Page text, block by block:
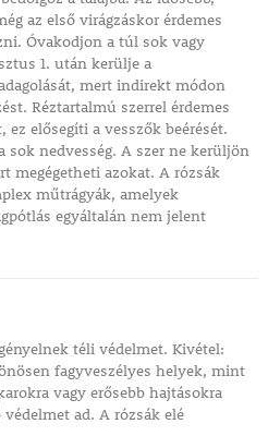
az első virágzáskor érdemes
Óvakodjon a túl sok vagy
1. után kerülje a
mert indirekt módon
Réztartalmú szerrel érdemes
elősegíti a vesszők beérését.
sok nedvesség. A szer ne kerüljön
megégetheti azokat. A rózsák
műtrágyák, amelyek
egyáltalán nem jelent
téli védelmet. Kivétel:
fagyveszélyes helyek, mint
vagy erősebb hajtásokra
ad. A rózsák elé